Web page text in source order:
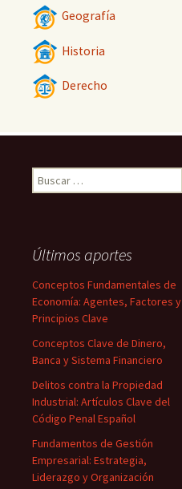
Geografía
Historia
Derecho
Buscar:
Últimos aportes
Conceptos Fundamentales de
Economía: Agentes, Factores y
Principios Clave
Conceptos Clave de Dinero,
Banca y Sistema Financiero
Delitos contra la Propiedad
Industrial: Artículos Clave del
Código Penal Español
Fundamentos de Gestión
Empresarial: Estrategia,
Liderazgo y Organización